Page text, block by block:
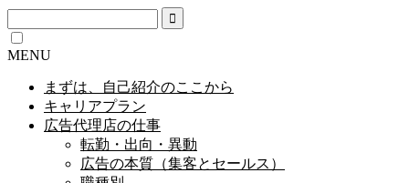
MENU
まずは、自己紹介のここから
キャリアプラン
広告代理店の仕事
転勤・出向・異動
広告の本質（集客とセールス）